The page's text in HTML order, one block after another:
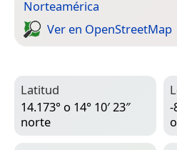
Norteamérica
Ver en Open­Street­Map
Latitud
14.173° o 14° 10′ 23″
norte
-